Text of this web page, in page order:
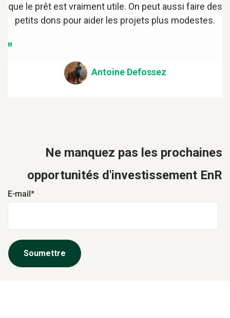
que le prêt est vraiment utile. On peut aussi faire des
petits dons pour aider les projets plus modestes.
"
Antoine Defossez
Ne manquez pas les prochaines
opportunités d'investissement EnR
E-mail*